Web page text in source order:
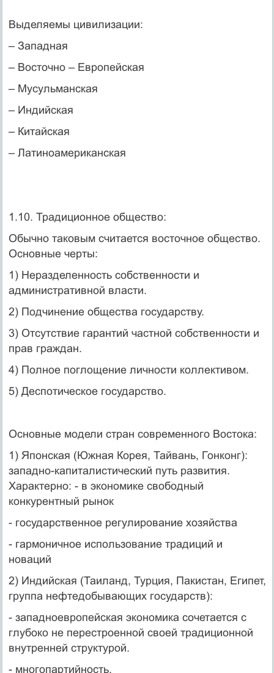
Выделяемы цивилизации:
– Западная
– Восточно – Европейская
– Мусульманская
– Индийская
– Китайская
– Латиноамериканская
1.10. Традиционное общество:
Обычно таковым считается восточное общество.
Основные черты:
1) Неразделенность собственности и
административной власти.
2) Подчинение общества государству.
3) Отсутствие гарантий частной собственности и
прав граждан.
4) Полное поглощение личности коллективом.
5) Деспотическое государство.
Основные модели стран современного Востока:
1) Японская (Южная Корея, Тайвань, Гонконг):
западно-капиталистический путь развития.
Характерно: - в экономике свободный
конкурентный рынок
- государственное регулирование хозяйства
- гармоничное использование традиций и
новаций
2) Индийская (Таиланд, Турция, Пакистан, Египет,
группа нефтедобывающих государств):
- западноевропейская экономика сочетается с
глубоко не перестроенной своей традиционной
внутренней структурой.
- многопартийность.